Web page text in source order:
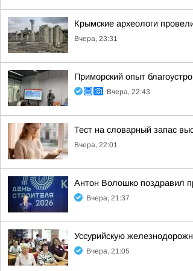
Крымские археологи
Вчера, 23:31
Приморский опыт
Вчера, 22:43
Тест на словарный запас
Вчера, 22:01
Антон Волошко поздравил
Вчера, 21:37
Уссурийскую
Вчера, 21:05